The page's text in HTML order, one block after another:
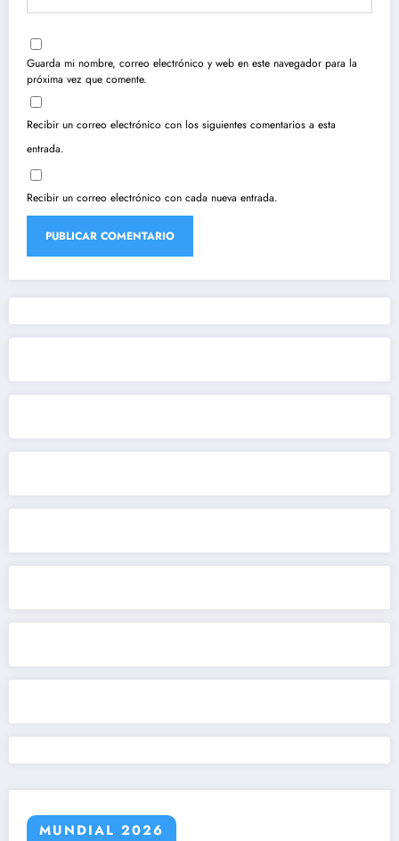
Guarda mi nombre, correo electrónico y web en este navegador para la
próxima vez que comente.
Recibir un correo electrónico con los siguientes comentarios a esta
entrada.
Recibir un correo electrónico con cada nueva entrada.
MUNDIAL 2026